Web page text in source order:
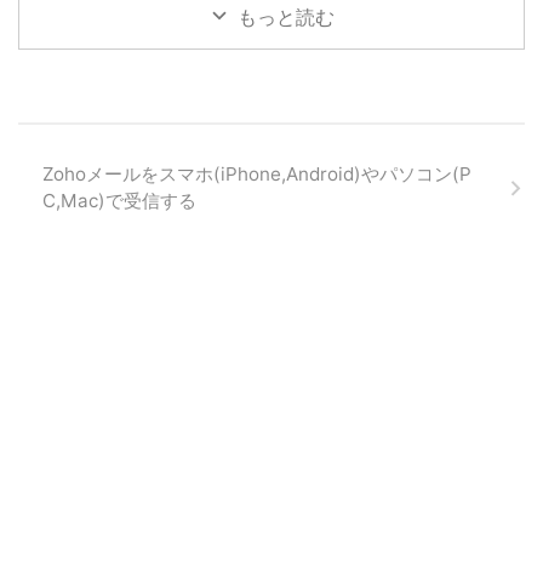
もっと読む
Zohoメールをスマホ(iPhone,Android)やパソコン(P
C,Mac)で受信する